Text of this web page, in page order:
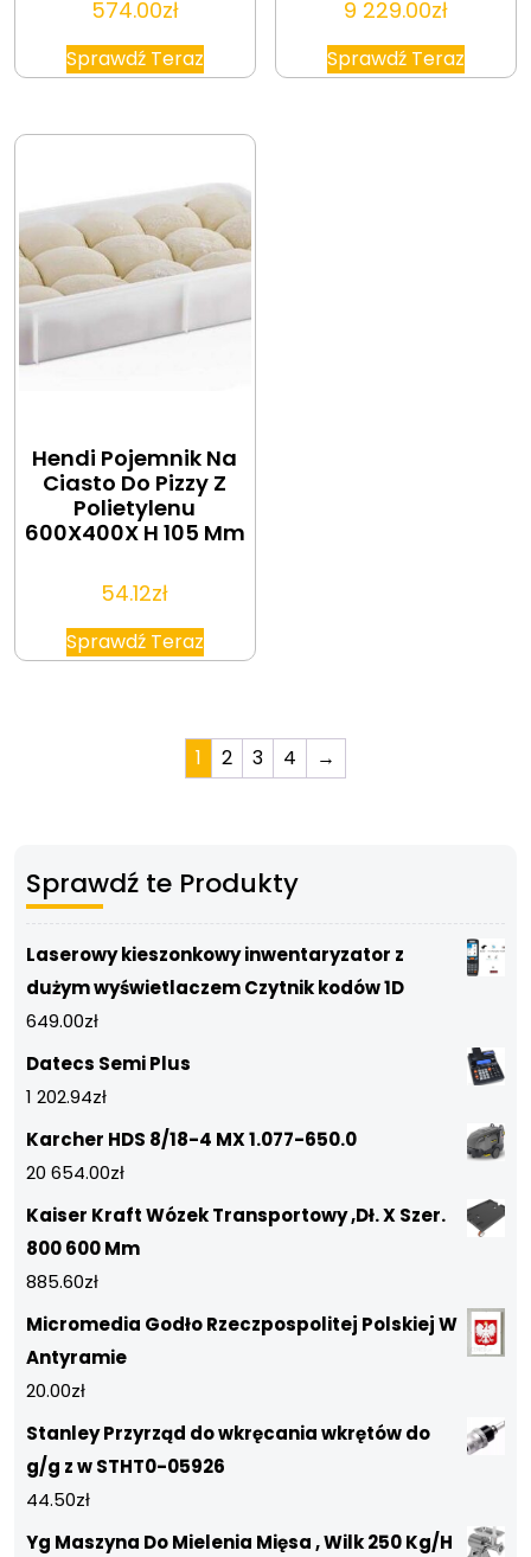
574.00zł
Sprawdź Teraz
9 229.00zł
Sprawdź Teraz
Hendi Pojemnik Na
Ciasto Do Pizzy Z
Polietylenu
600X400X H 105 Mm
54.12zł
Sprawdź Teraz
1 2 3 4 →
Sprawdź te Produkty
Laserowy kieszonkowy inwentaryzator z
dużym wyświetlaczem Czytnik kodów 1D
649.00zł
Datecs Semi Plus
1 202.94zł
Karcher HDS 8/18-4 MX 1.077-650.0
20 654.00zł
Kaiser Kraft Wózek Transportowy ,Dł. X Szer.
800 600 Mm
885.60zł
Micromedia Godło Rzeczpospolitej Polskiej W
Antyramie
20.00zł
Stanley Przyrząd do wkręcania wkrętów do
g/g z w STHT0-05926
44.50zł
Yg Maszyna Do Mielenia Mięsa , Wilk 250 Kg/H